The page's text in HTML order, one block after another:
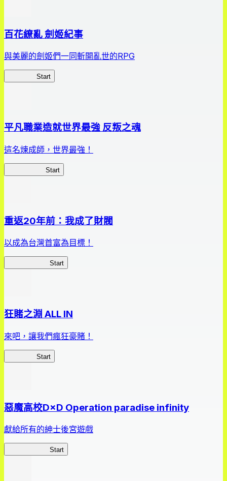
百花繚亂 劍姬紀事
與美麗的劍姬們一同斬開亂世的RPG
Start
平凡職業造就世界最強 反叛之魂
這名煉成師，世界最強！
Start
重返20年前：我成了財閥
以成為台灣首富為目標！
Start
狂賭之淵 ALL IN
來吧，讓我們瘋狂豪賭！
Start
惡魔高校D×D Operation paradise infinity
獻給所有的紳士後宮遊戲
Start